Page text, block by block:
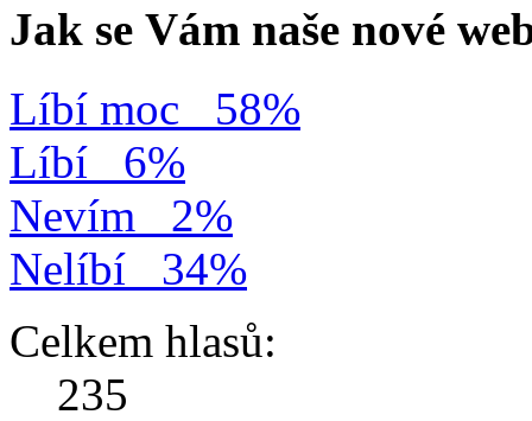
Jak se Vám naše nové
Líbí moc
58%
Líbí
6%
Nevím
2%
Nelíbí
34%
Celkem hlasů:
235